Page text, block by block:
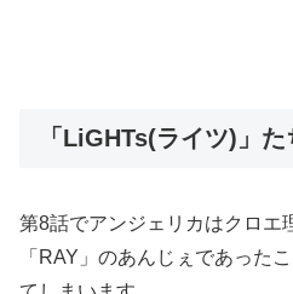
「LiGHTs(ライツ)」
第8話でアンジェリカはクロエ
「RAY」のあんじぇであった